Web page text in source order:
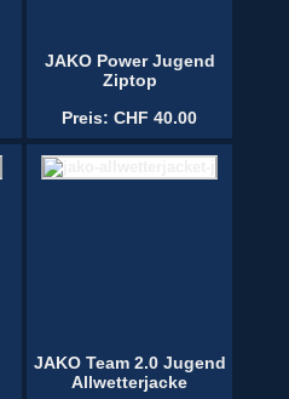
JAKO Power Jugend
Ziptop
Preis: CHF 40.00
JAKO Team 2.0 Jugend
Allwetterjacke